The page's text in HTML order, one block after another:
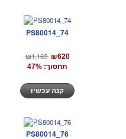
PS80014_74
₪1,169 ₪620
תחסוך: 47%
PS80014_76